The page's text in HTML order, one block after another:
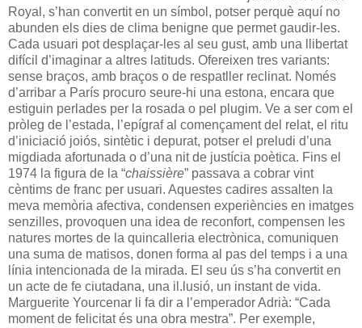
Royal, s’han convertit en un símbol, potser perquè aquí no
abunden els dies de clima benigne que permet gaudir-les.
Cada usuari pot desplaçar-les al seu gust, amb una llibertat
difícil d’imaginar a altres latituds. Ofereixen tres variants:
sense braços, amb braços o de respatller reclinat. Només
d’arribar a París procuro seure-hi una estona, encara que
estiguin perlades per la rosada o pel plugim. Ve a ser com el
pròleg de l’estada, l’epígraf al començament del relat, el ritu
d’iniciació joiós, sintètic i depurat, potser el preludi d’una
migdiada afortunada o d’una nit de justícia poètica. Fins el
1974 la figura de la “chaissière” passava a cobrar vint
cèntims de franc per usuari. Aquestes cadires assalten la
meva memòria afectiva, condensen experiències en imatges
senzilles, provoquen una idea de reconfort, compensen les
natures mortes de la quincalleria electrònica, comuniquen
una suma de matisos, donen forma al pas del temps i a una
línia intencionada de la mirada. El seu ús s’ha convertit en
un acte de fe ciutadana, una il.lusió, un instant de vida.
Marguerite Yourcenar li fa dir a l’emperador Adrià: “Cada
moment de felicitat és una obra mestra”. Per exemple,